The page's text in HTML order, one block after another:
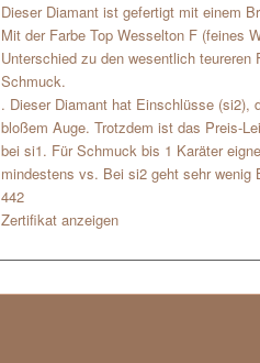
Dieser Diamant ist gefertigt mit einem
Mit der Farbe Top Wesselton F (feines
Unterschied zu den wesentlich
Schmuck.
. Dieser Diamant hat Einschlüsse (si2),
bloßem Auge. Trotzdem ist das Preis-
bei si1. Für Schmuck bis 1 Karäter
mindestens vs. Bei si2 geht sehr
442
Zertifikat anzeigen